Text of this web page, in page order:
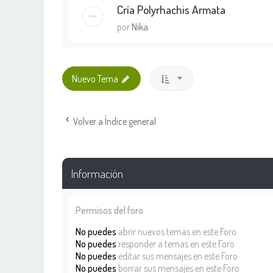
Cría Polyrhachis Armata
por Nika
Nuevo Tema
Volver a Índice general
Información
Permisos del foro
No puedes abrir nuevos temas en este Foro
No puedes responder a temas en este Foro
No puedes editar sus mensajes en este Foro
No puedes borrar sus mensajes en este Foro